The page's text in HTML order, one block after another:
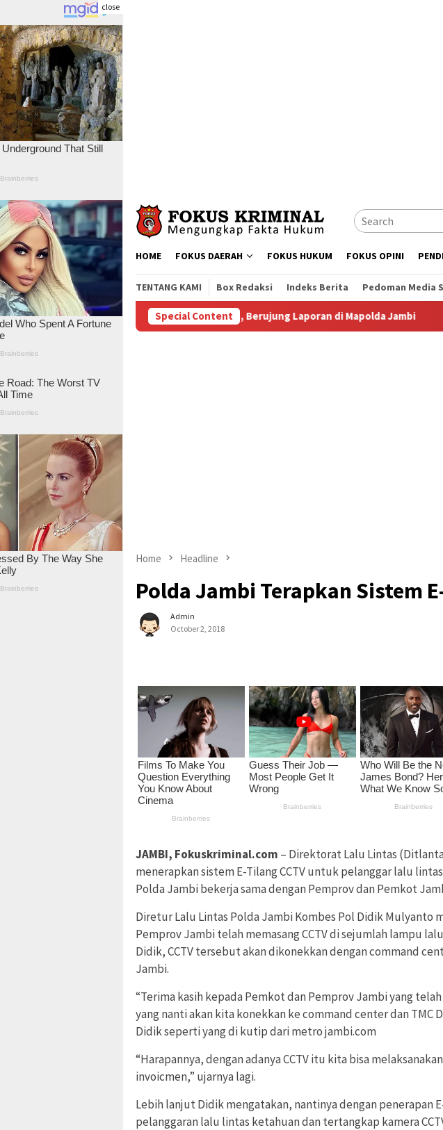
close
HOME FOKUS DAERAH FOKUS HUKUM FOKUS OPINI
TENTANG KAMI Box Redaksi Indeks Berita Pedoman Media
Special Content
Aniaya Wartawan, Berujung Laporan di Mapolda Jambi Masyarakat Adat Desa
Home Headline
Polda Jambi Terapkan Sistem
Admin
October 2, 2018
JAMBI, Fokuskriminal.com – Direktorat Lalu Lintas
menerapkan sistem E-Tilang CCTV untuk pelanggar lalu
Polda Jambi bekerja sama dengan Pemprov dan Pemkot
Diretur Lalu Lintas Polda Jambi Kombes Pol Didik Mulyanto
Pemprov Jambi telah memasang CCTV di sejumlah lampu
Didik, CCTV tersebut akan dikonekkan dengan command
Jambi.
“Terima kasih kepada Pemkot dan Pemprov Jambi yang telah
yang nanti akan kita konekkan ke command center dan TMC
Didik seperti yang di kutip dari metro jambi.com
“Harapannya, dengan adanya CCTV itu kita bisa
invoicmen,” ujarnya lagi.
Lebih lanjut Didik mengatakan, nantinya dengan penerapan
pelanggaran lalu lintas ketahuan dan tertangkap kamera